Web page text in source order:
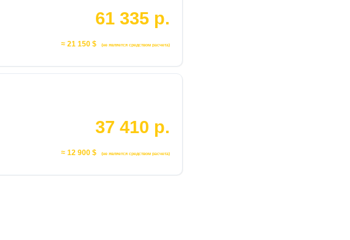
61 335 р.
≈ 21 150 $ (не является средством расчета)
37 410 р.
≈ 12 900 $ (не является средством расчета)